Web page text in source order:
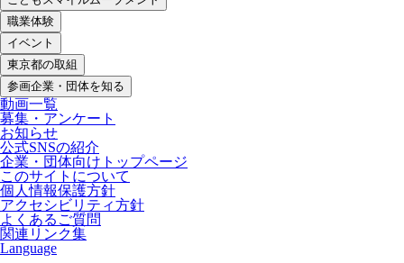
職業体験
イベント
東京都の取組
参画企業・団体を知る
動画一覧
募集・アンケート
お知らせ
公式SNSの紹介
企業・団体向けトップページ
このサイトについて
個人情報保護方針
アクセシビリティ方針
よくあるご質問
関連リンク集
Language